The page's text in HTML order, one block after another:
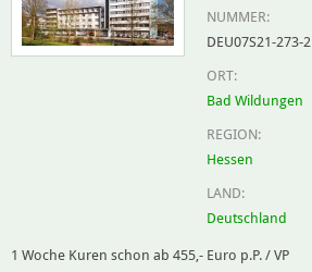
NUMMER:
DEU07S21-273-2
ORT:
Bad Wildungen
REGION:
Hessen
LAND:
Deutschland
1 Woche Kuren schon ab 455,- Euro p.P. / VP